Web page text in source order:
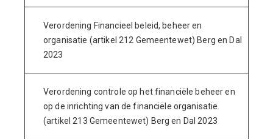
Verordening Financieel beleid, beheer en
organisatie (artikel 212 Gemeentewet) Berg en Dal
2023
Verordening controle op het financiële beheer en
op de inrichting van de financiële organisatie
(artikel 213 Gemeentewet) Berg en Dal 2023